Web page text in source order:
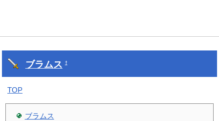
ブラムス †
TOP
ブラムス